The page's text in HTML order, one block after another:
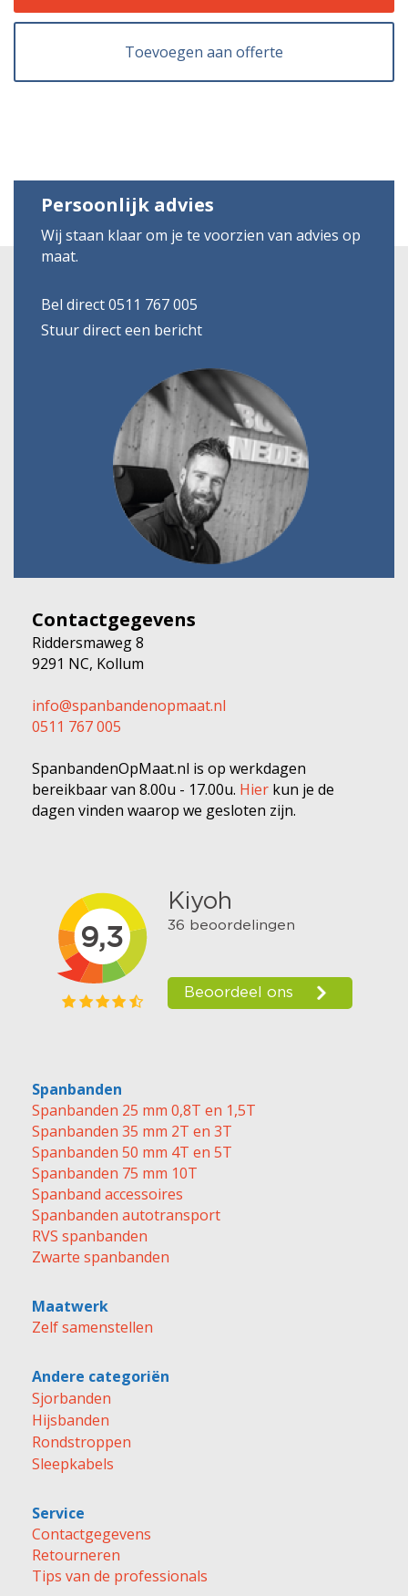
Toevoegen aan offerte
Persoonlijk advies
Wij staan klaar om je te voorzien van advies op
maat.
Bel direct 0511 767 005
Stuur direct een bericht
Contactgegevens
Riddersmaweg 8
9291 NC, Kollum
info@spanbandenopmaat.nl
0511 767 005
SpanbandenOpMaat.nl is op werkdagen
bereikbaar van 8.00u - 17.00u. Hier kun je de
dagen vinden waarop we gesloten zijn.
Spanbanden
Spanbanden 25 mm 0,8T en 1,5T
Spanbanden 35 mm 2T en 3T
Spanbanden 50 mm 4T en 5T
Spanbanden 75 mm 10T
Spanband accessoires
Spanbanden autotransport
RVS spanbanden
Zwarte spanbanden
Maatwerk
Zelf samenstellen
Andere categoriën
Sjorbanden
Hijsbanden
Rondstroppen
Sleepkabels
Service
Contactgegevens
Retourneren
Tips van de professionals